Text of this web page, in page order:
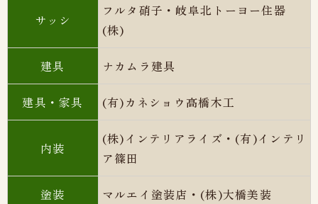
サッシ
フルタ硝子・岐阜北トーヨー住器
(株)
建具 ナカムラ建具
建具・家具 (有)カネショウ高橋木工
内装
(株)インテリアライズ・ (有)インテリ
ア篠田
塗装 マルエイ塗装店・(株)大橋美装